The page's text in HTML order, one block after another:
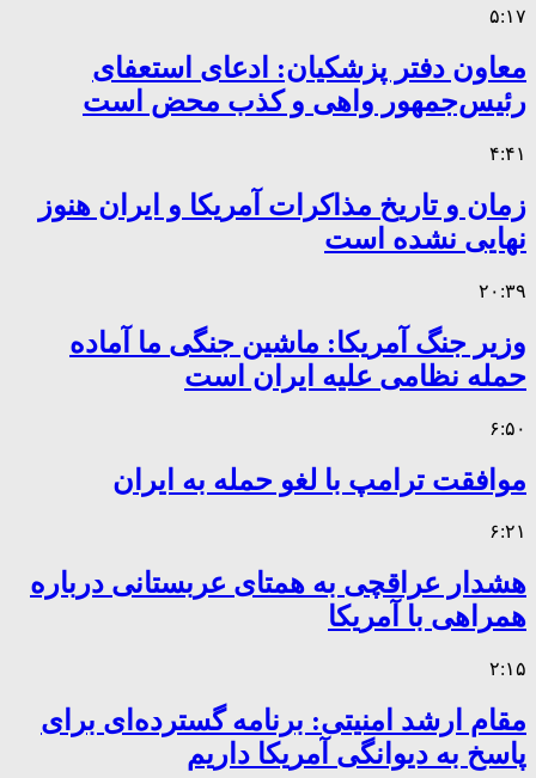
۵:۱۷
معاون دفتر پزشکیان: ادعای استعفای
رئیس‌جمهور واهی و کذب محض است
۴:۴۱
زمان و تاریخ مذاکرات آمریکا و ایران هنوز
نهایی نشده است
۲۰:۳۹
وزیر جنگ آمریکا: ماشین جنگی ما آماده
حمله نظامی علیه ایران است
۶:۵۰
موافقت ترامپ با لغو حمله به ایران
۶:۲۱
هشدار عراقچی به همتای عربستانی درباره
همراهی با آمریکا
۲:۱۵
مقام ارشد امنیتی: برنامه گسترده‌ای برای
پاسخ به دیوانگی آمریکا داریم